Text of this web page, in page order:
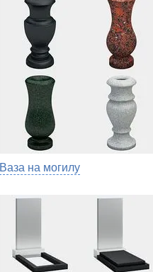
Ваза на могилу